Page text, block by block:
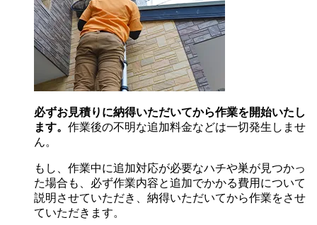
必ずお見積りに納得いただいてから作業を開始いたし
ます。 作業後の不明な追加料金などは一切発生しませ
ん。
もし、作業中に追加対応が必要なハチや巣が見つかっ
た場合も、必ず作業内容と追加でかかる費用について
説明させていただき、納得いただいてから作業をさせ
ていただきます。